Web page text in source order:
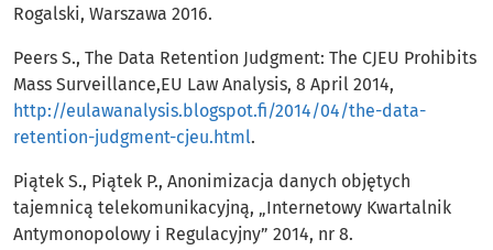
Rogalski, Warszawa 2016.
Peers S., The Data Retention Judgment: The CJEU Prohibits
Mass Surveillance,EU Law Analysis, 8 April 2014,
http://eulawanalysis.blogspot.fi/2014/04/the-data-
retention-judgment-cjeu.html.
Piątek S., Piątek P., Anonimizacja danych objętych
tajemnicą telekomunikacyjną, „Internetowy Kwartalnik
Antymonopolowy i Regulacyjny” 2014, nr 8.